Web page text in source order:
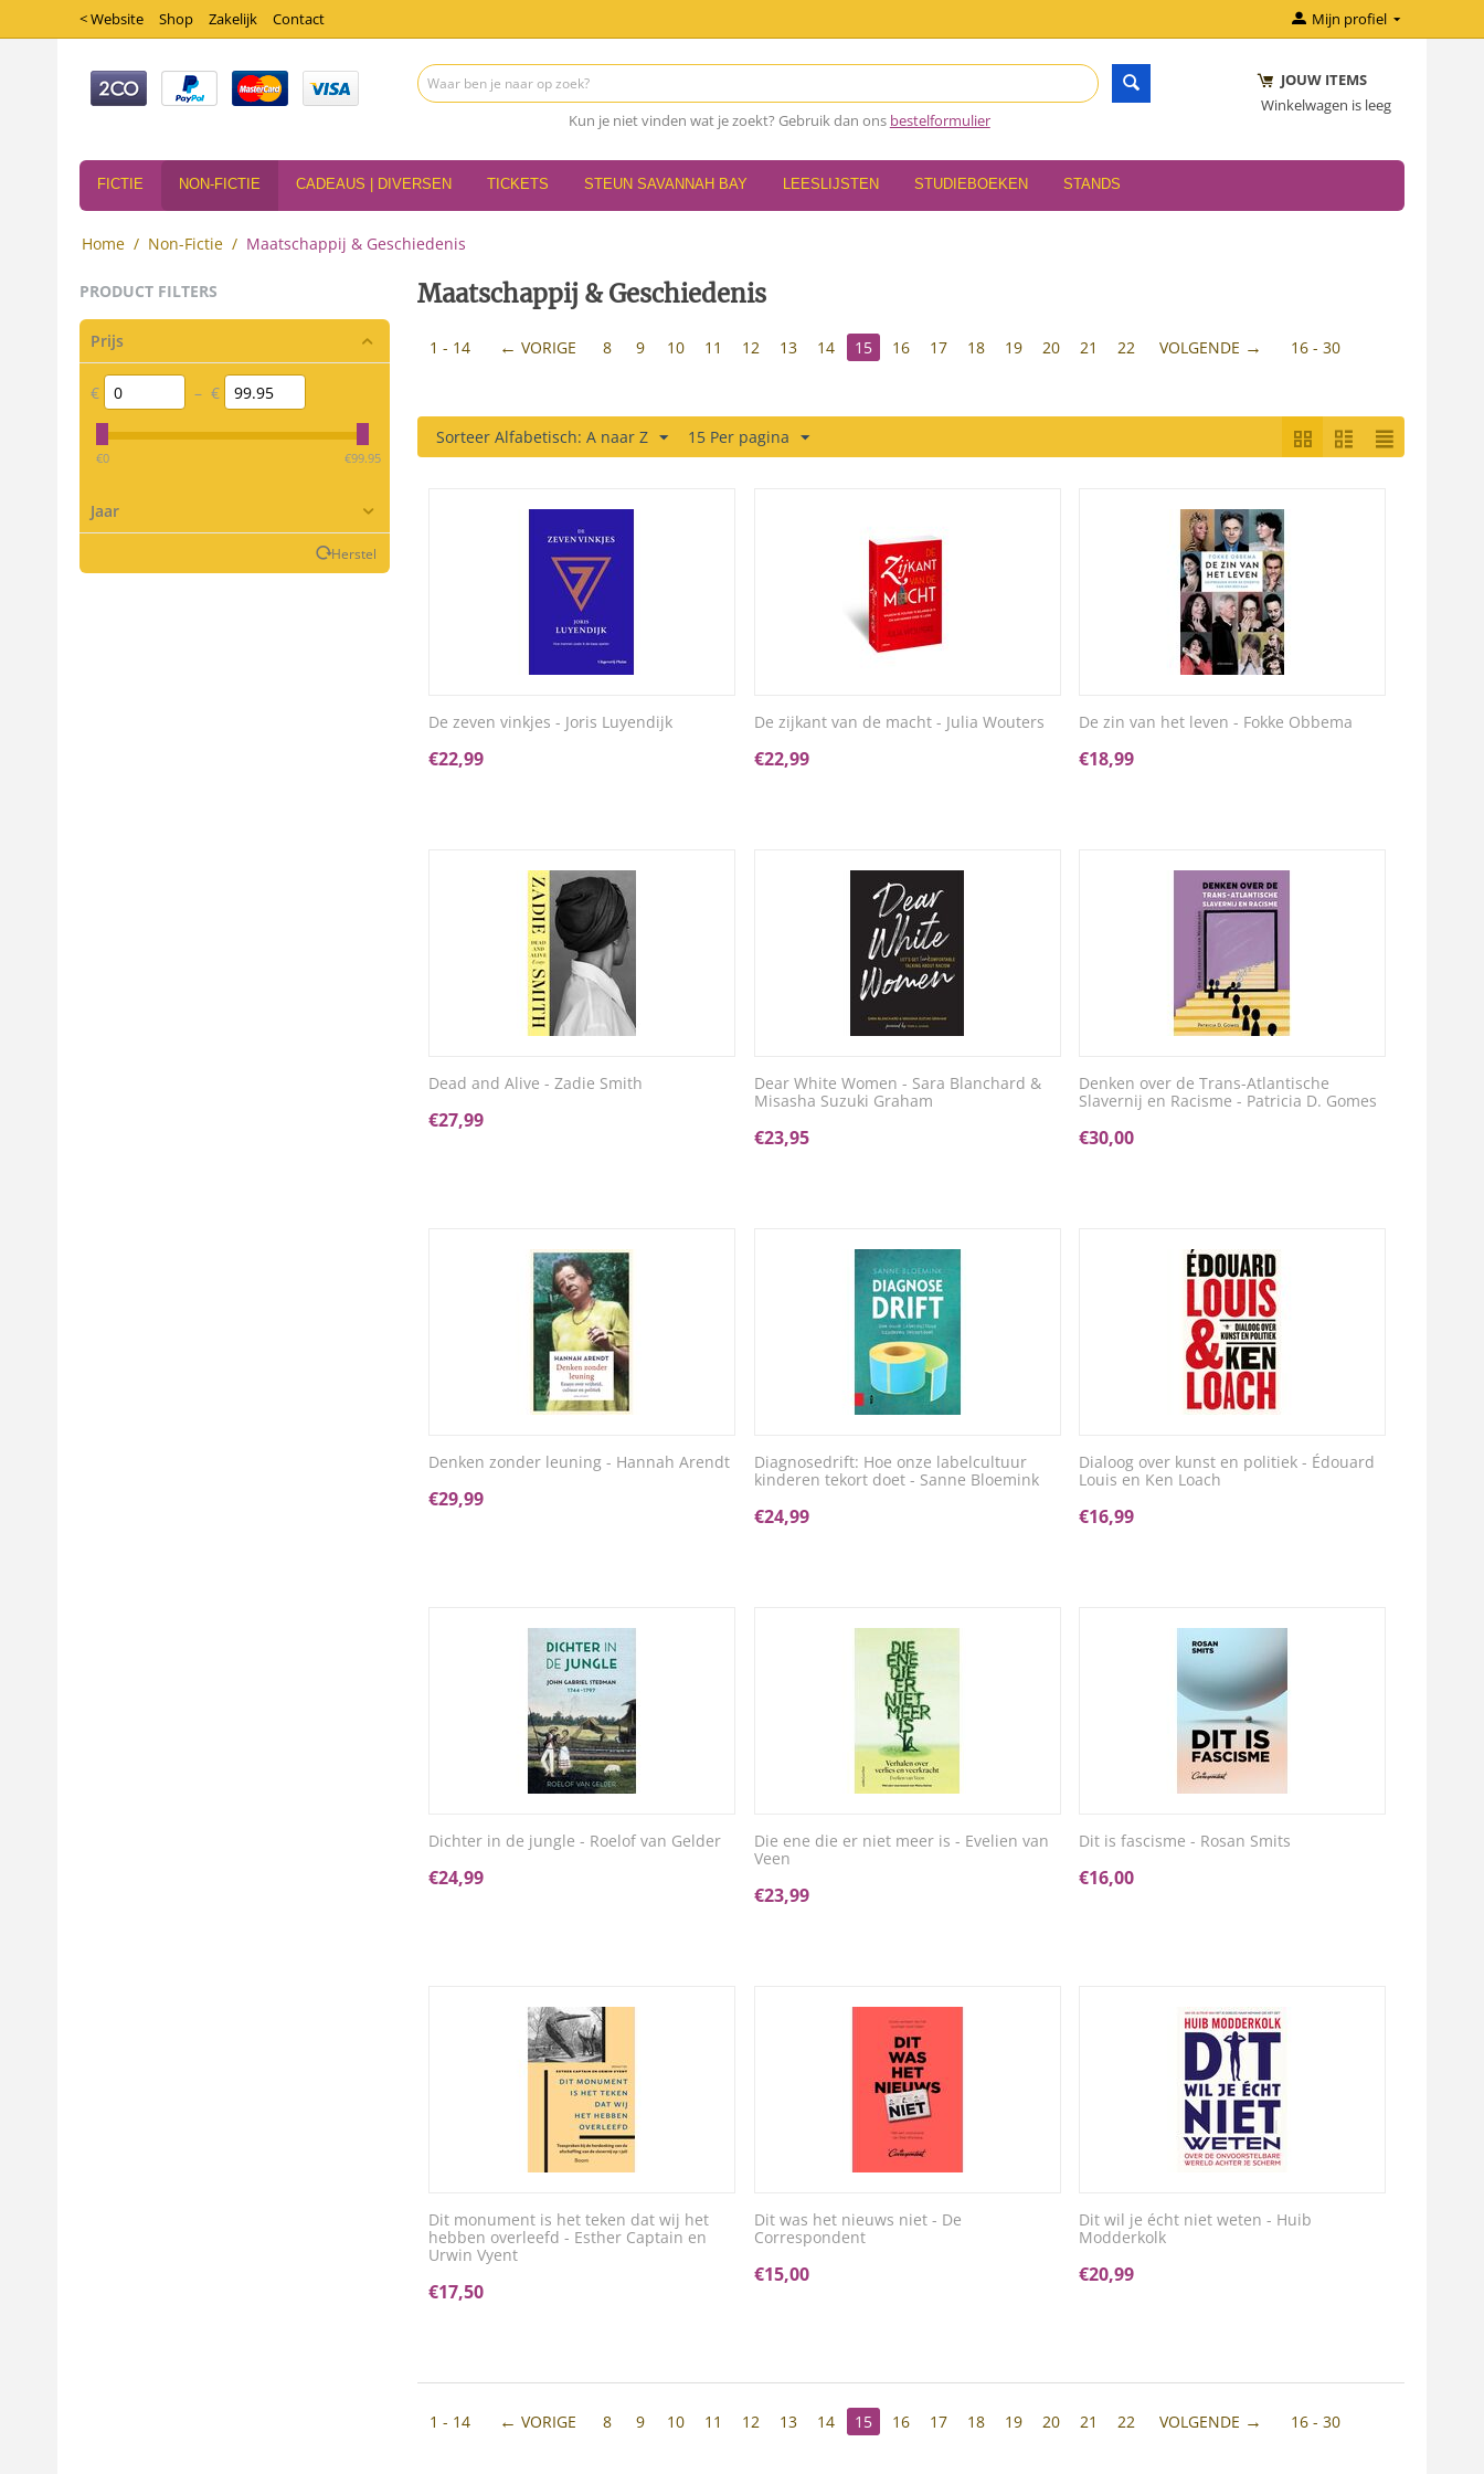
< Website Shop Zakelijk Contact Mijn profiel
Kun je niet vinden wat je zoekt? Gebruik dan ons bestelformulier
JOUW ITEMS
Winkelwagen is leeg
FICTIE NON-FICTIE CADEAUS | DIVERSEN TICKETS STEUN SAVANNAH BAY LEESLIJSTEN STUDIEBOEKEN STANDS
Home / Non-Fictie / Maatschappij & Geschiedenis
PRODUCT FILTERS
Prijs
€ – €
‎€0 ‎€99.95
Jaar
Herstel
Maatschappij & Geschiedenis
1 - 14 VORIGE 8 9 10 11 12 13 14 15 16 17 18 19 20 21 22 VOLGENDE 16 - 30
Sorteer Alfabetisch: A naar Z 15 Per pagina
De zeven vinkjes - Joris Luyendijk
€22,99
De zijkant van de macht - Julia Wouters
€22,99
De zin van het leven - Fokke Obbema
€18,99
Dead and Alive - Zadie Smith
€27,99
Dear White Women - Sara Blanchard &
Misasha Suzuki Graham
€23,95
Denken over de Trans-Atlantische
Slavernij en Racisme - Patricia D. Gomes
€30,00
Denken zonder leuning - Hannah Arendt
€29,99
Diagnosedrift: Hoe onze labelcultuur
kinderen tekort doet - Sanne Bloemink
€24,99
Dialoog over kunst en politiek - Édouard
Louis en Ken Loach
€16,99
Dichter in de jungle - Roelof van Gelder
€24,99
Die ene die er niet meer is - Evelien van
Veen
€23,99
Dit is fascisme - Rosan Smits
€16,00
Dit monument is het teken dat wij het
hebben overleefd - Esther Captain en
Urwin Vyent
€17,50
Dit was het nieuws niet - De
Correspondent
€15,00
Dit wil je écht niet weten - Huib
Modderkolk
€20,99
1 - 14 VORIGE 8 9 10 11 12 13 14 15 16 17 18 19 20 21 22 VOLGENDE 16 - 30